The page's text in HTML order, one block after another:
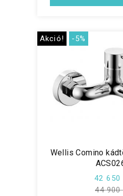
Akció! -5%
Wellis Comino
42 650
44 900